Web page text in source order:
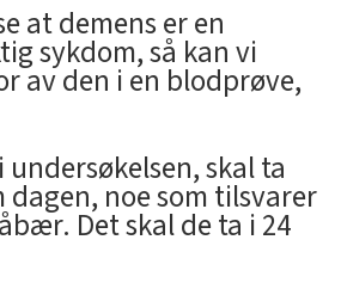
at demens er en
sykdom, så kan vi
av den i en blodprøve,
undersøkelsen, skal ta
dagen, noe som tilsvarer
Det skal de ta i 24